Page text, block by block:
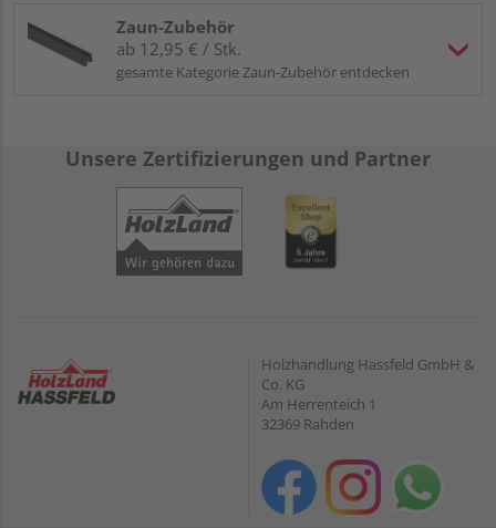
Zaun-Zubehör
ab 12,95 € / Stk.
gesamte Kategorie Zaun-Zubehör entdecken
Unsere Zertifizierungen und Partner
Holzhandlung Hassfeld GmbH &
Co. KG
Am Herrenteich 1
32369 Rahden